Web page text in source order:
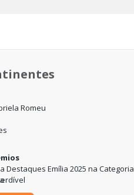
Romeu
Destaques Emília 2025 na Categoria